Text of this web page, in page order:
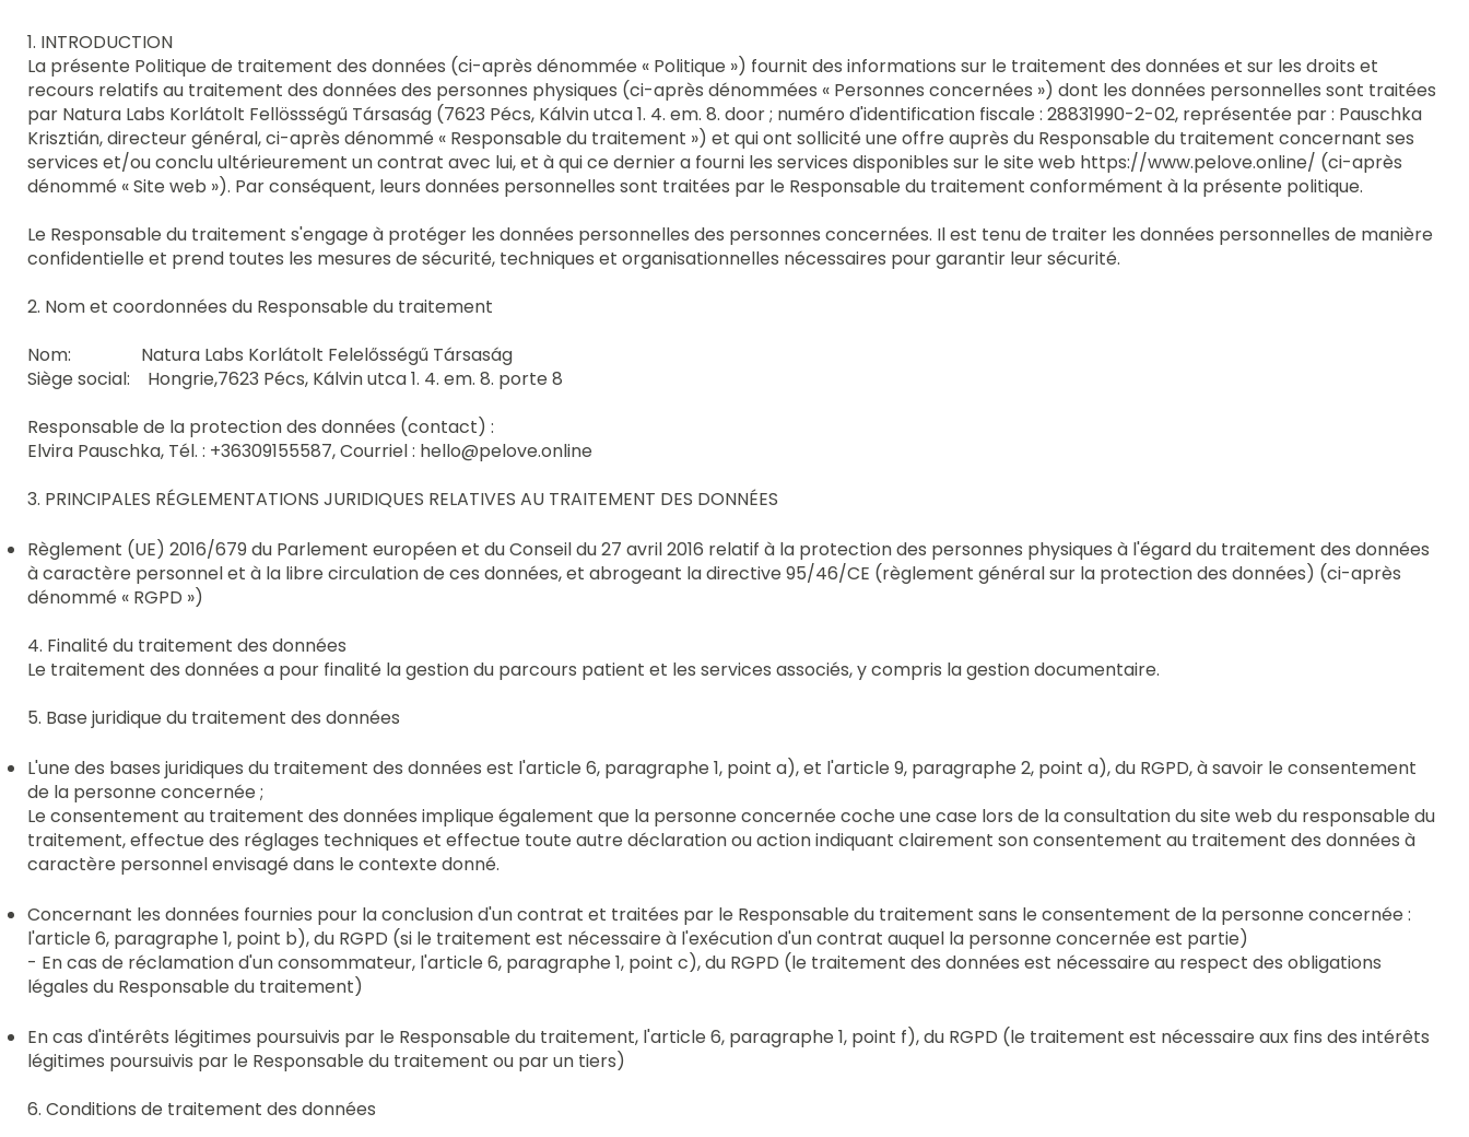
1. INTRODUCTION
La présente Politique de traitement des données (ci-après dénommée « Politique ») fournit des informations sur le traitement des données et sur les droits et
recours relatifs au traitement des données des personnes physiques (ci-après dénommées « Personnes concernées ») dont les données personnelles sont traitées
par Natura Labs Korlátolt Fellössségű Társaság (7623 Pécs, Kálvin utca 1. 4. em. 8. door ; numéro d'identification fiscale : 28831990-2-02, représentée par : Pauschka
Krisztián, directeur général, ci-après dénommé « Responsable du traitement ») et qui ont sollicité une offre auprès du Responsable du traitement concernant ses
services et/ou conclu ultérieurement un contrat avec lui, et à qui ce dernier a fourni les services disponibles sur le site web https://www.pelove.online/ (ci-après
dénommé « Site web »). Par conséquent, leurs données personnelles sont traitées par le Responsable du traitement conformément à la présente politique.
Le Responsable du traitement s'engage à protéger les données personnelles des personnes concernées. Il est tenu de traiter les données personnelles de manière
confidentielle et prend toutes les mesures de sécurité, techniques et organisationnelles nécessaires pour garantir leur sécurité.
2. Nom et coordonnées du Responsable du traitement
Nom: Natura Labs Korlátolt Felelősségű Társaság
Siège social: Hongrie,7623 Pécs, Kálvin utca 1. 4. em. 8. porte 8
Responsable de la protection des données (contact) :
Elvira Pauschka, Tél. : +36309155587, Courriel : hello@pelove.online
3. PRINCIPALES RÉGLEMENTATIONS JURIDIQUES RELATIVES AU TRAITEMENT DES DONNÉES
Règlement (UE) 2016/679 du Parlement européen et du Conseil du 27 avril 2016 relatif à la protection des personnes physiques à l'égard du traitement des données
à caractère personnel et à la libre circulation de ces données, et abrogeant la directive 95/46/CE (règlement général sur la protection des données) (ci-après
dénommé « RGPD »)
4. Finalité du traitement des données
Le traitement des données a pour finalité la gestion du parcours patient et les services associés, y compris la gestion documentaire.
5. Base juridique du traitement des données
L'une des bases juridiques du traitement des données est l'article 6, paragraphe 1, point a), et l'article 9, paragraphe 2, point a), du RGPD, à savoir le consentement
de la personne concernée ;
Le consentement au traitement des données implique également que la personne concernée coche une case lors de la consultation du site web du responsable du
traitement, effectue des réglages techniques et effectue toute autre déclaration ou action indiquant clairement son consentement au traitement des données à
caractère personnel envisagé dans le contexte donné.
Concernant les données fournies pour la conclusion d'un contrat et traitées par le Responsable du traitement sans le consentement de la personne concernée :
l'article 6, paragraphe 1, point b), du RGPD (si le traitement est nécessaire à l'exécution d'un contrat auquel la personne concernée est partie)
- En cas de réclamation d'un consommateur, l'article 6, paragraphe 1, point c), du RGPD (le traitement des données est nécessaire au respect des obligations
légales du Responsable du traitement)
En cas d'intérêts légitimes poursuivis par le Responsable du traitement, l'article 6, paragraphe 1, point f), du RGPD (le traitement est nécessaire aux fins des intérêts
légitimes poursuivis par le Responsable du traitement ou par un tiers)
6. Conditions de traitement des données